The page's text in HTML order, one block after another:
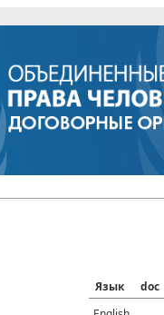
Язык
doc